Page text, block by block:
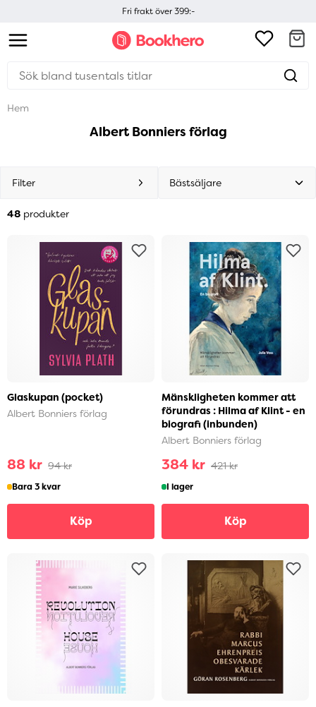
Fri frakt över 399:-
Hem
Albert Bonniers förlag
Filter
48 produkter
Glaskupan (pocket)
Albert Bonniers förlag
88 kr 94 kr
Bara 3 kvar
Köp
Mänskligheten kommer att
förundras : Hilma af Klint - en
biografi (inbunden)
Albert Bonniers förlag
384 kr 421 kr
I lager
Köp